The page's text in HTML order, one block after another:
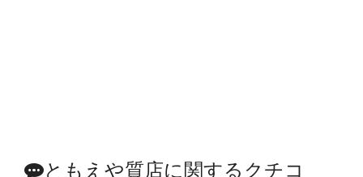
ともえや質店に関するクチコ